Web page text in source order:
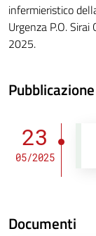
infermieristico
Urgenza P.O.
2025.
Pubblicazione
23
05/2025
Documenti